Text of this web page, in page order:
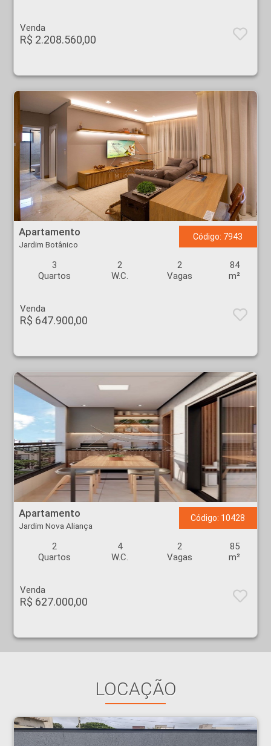
Venda
R$ 2.208.560,00
Apartamento - Jardim Botânico - Ribeirão Preto
Apartamento
Jardim Botânico
Código: 7943
3
Quartos
2
W.C.
2
Vagas
84
m²
Venda
R$ 647.900,00
Apartamento - Jardim Nova Aliança - Ribeirão Preto
Apartamento
Jardim Nova Aliança
Código: 10428
2
Quartos
4
W.C.
2
Vagas
85
m²
Venda
R$ 627.000,00
LOCAÇÃO